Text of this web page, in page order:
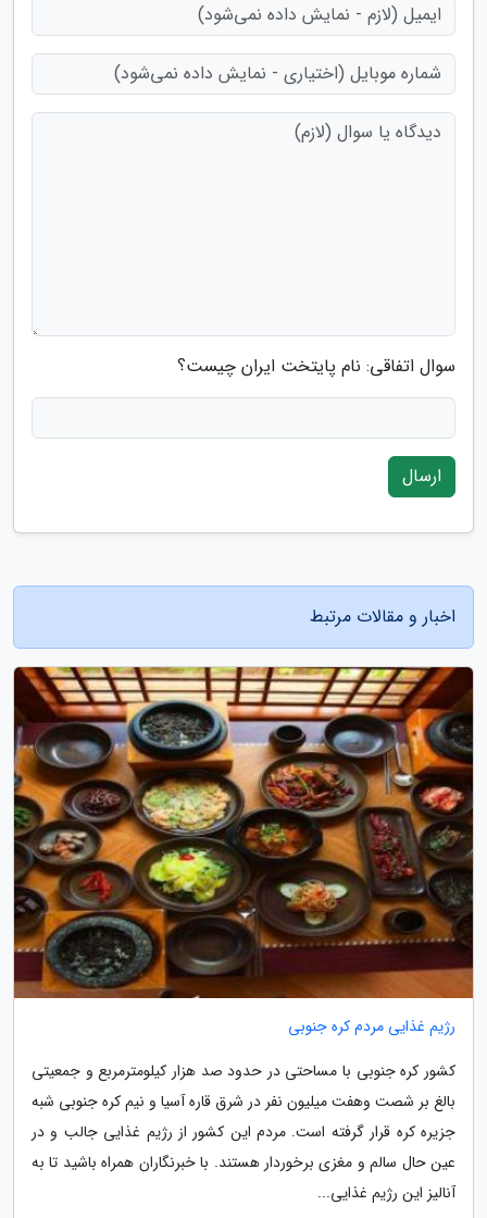
سوال اتفاقی: نام پایتخت ایران چیست؟
ارسال
اخبار و مقالات مرتبط
رژیم غذایی مردم کره جنوبی
کشور کره جنوبی با مساحتی در حدود صد هزار کیلومترمربع و جمعیتی
بالغ بر شصت وهفت میلیون نفر در شرق قاره آسیا و نیم کره جنوبی شبه
جزیره کره قرار گرفته است. مردم این کشور از رژیم غذایی جالب و در
عین حال سالم و مغزی برخوردار هستند. با خبرنگاران همراه باشید تا به
آنالیز این رژیم غذایی...